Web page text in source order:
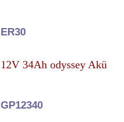
ER30
12V 34Ah odyssey Akü
GP12340